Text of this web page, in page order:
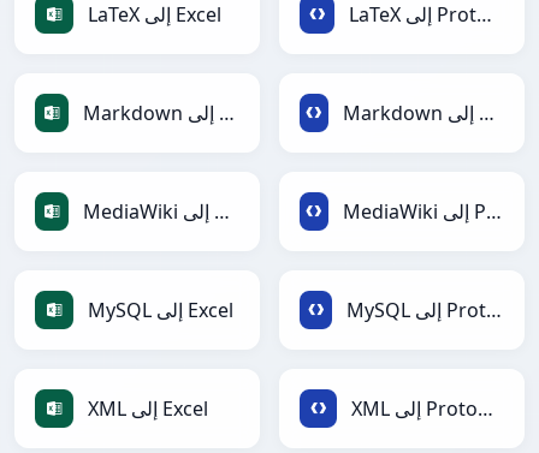
LaTeX إلى Excel LaTeX إلى Protobuf
Markdown إلى Excel Markdown إلى Protobuf
MediaWiki إلى Excel MediaWiki إلى Protobuf
MySQL إلى Excel MySQL إلى Protobuf
XML إلى Excel XML إلى Protobuf